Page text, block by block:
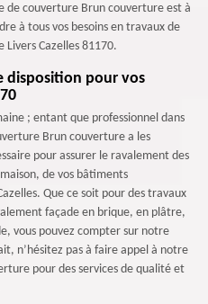
de couverture Brun couverture est à
à tous vos besoins en travaux de
Cazelles 81170.
disposition pour vos
; entant que professionnel dans
Brun couverture a les
pour assurer le ravalement des
de vos bâtiments
Que ce soit pour des travaux
façade en brique, en plâtre,
vous pouvez compter sur notre
n’hésitez pas à faire appel à notre
pour des services de qualité et